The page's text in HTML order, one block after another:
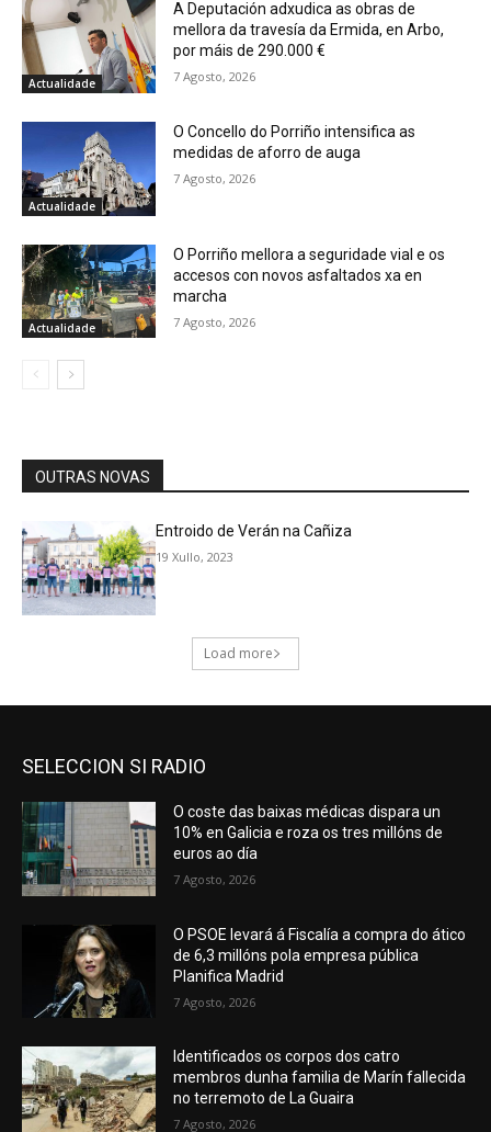
SELECCION SI RADIO
O coste das baixas médicas dispara un
10% en Galicia e roza os tres millóns de
euros ao día
7 Agosto, 2026
O PSOE levará á Fiscalía a compra do ático
de 6,3 millóns pola empresa pública
Planifica Madrid
7 Agosto, 2026
Identificados os corpos dos catro
membros dunha familia de Marín fallecida
no terremoto de La Guaira
7 Agosto, 2026